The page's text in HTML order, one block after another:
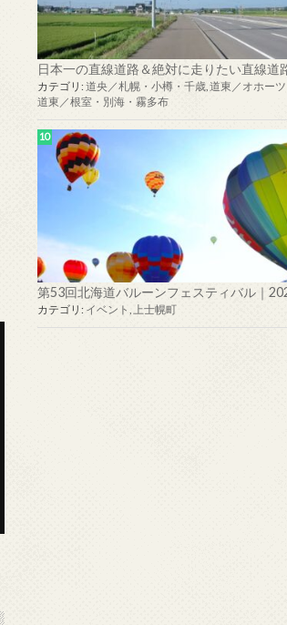
日本一の直線道路＆絶対に走りたい直線道
カテゴリ: 道央／札幌・小樽・千歳 道東／オホー
道東／根室・別海・霧多布
第53回北海道バルーンフェスティバル｜
カテゴリ: イベント 上士幌町